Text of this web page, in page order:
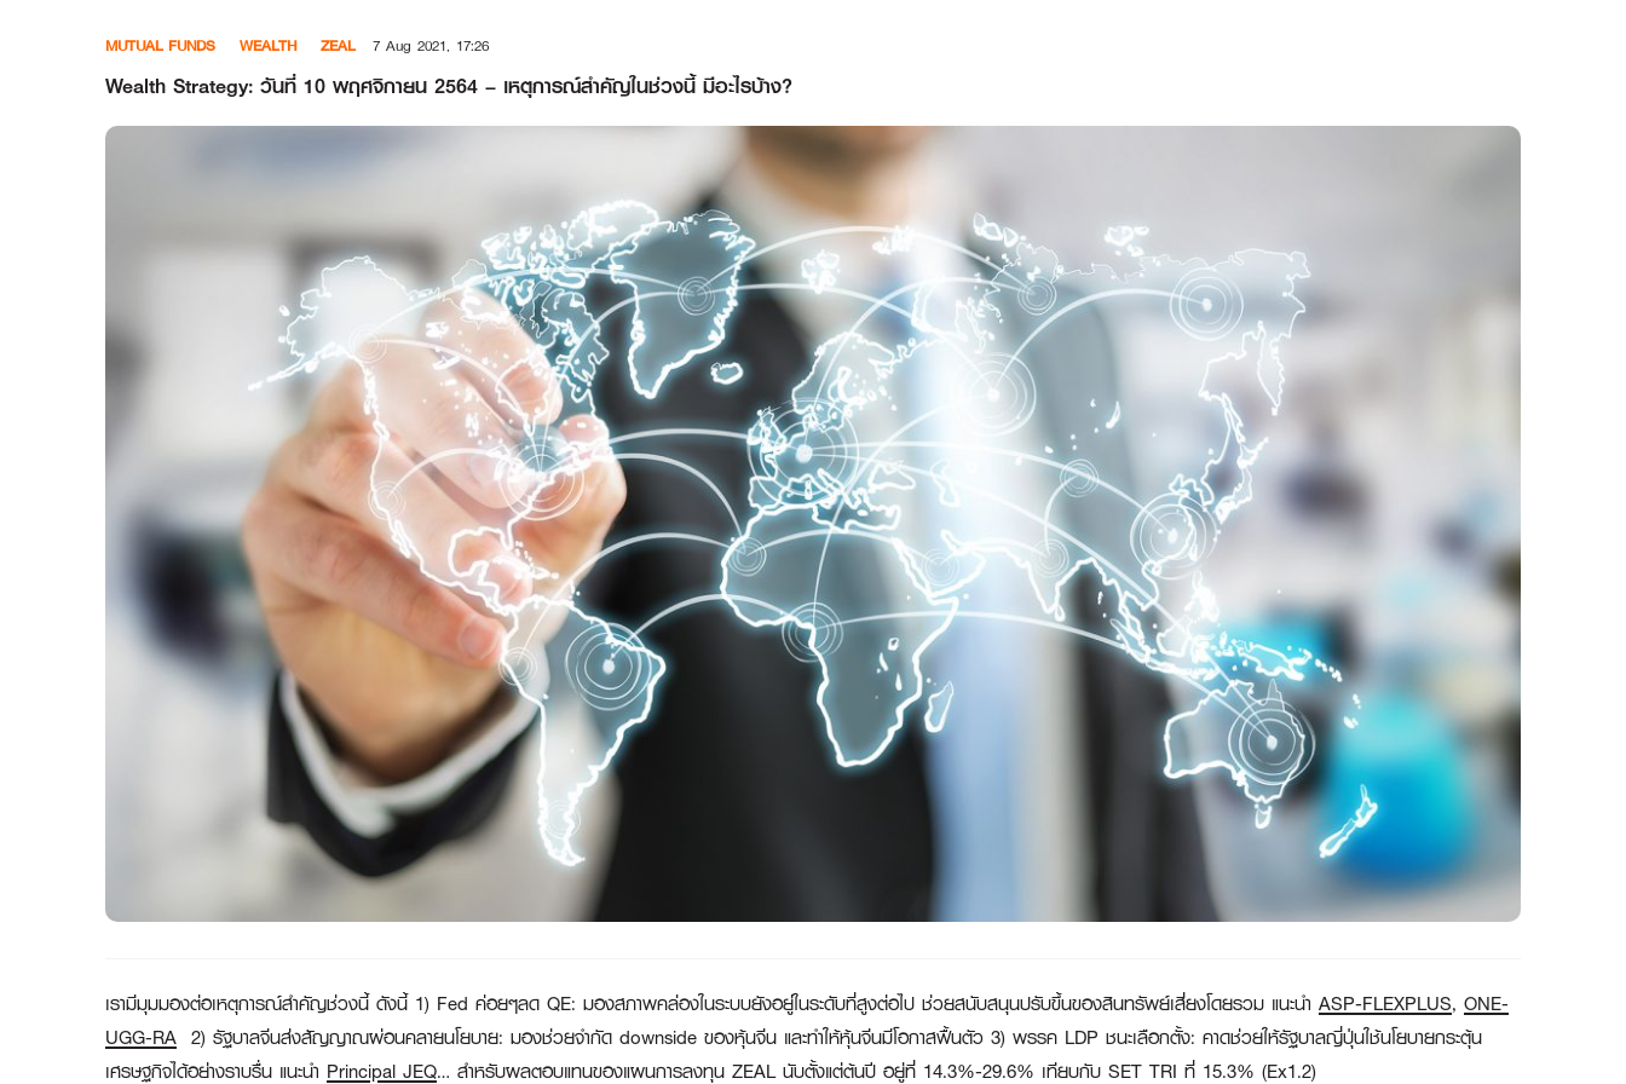
MUTUAL FUNDS WEALTH ZEAL 7 Aug 2021, 17:26
Wealth Strategy: วันที่ 10 พฤศจิกายน 2564 – เหตุการณ์สำคัญในช่วงนี้ มีอะไรบ้าง?
เรามีมุมมองต่อเหตุการณ์สำคัญช่วงนี้ ดังนี้ 1) Fed ค่อยๆลด QE: มองสภาพคล่องในระบบยังอยู่ในระดับที่สูงต่อไป ช่วยสนับสนุนปรับขึ้นของสินทรัพย์เสี่ยงโดยรวม แนะนำ ASP-FLEXPLUS, ONE-
UGG-RA 2) รัฐบาลจีนส่งสัญญาณผ่อนคลายนโยบาย: มองช่วยจำกัด downside ของหุ้นจีน และทำให้หุ้นจีนมีโอกาสฟื้นตัว 3) พรรค LDP ชนะเลือกตั้ง: คาดช่วยให้รัฐบาลญี่ปุ่นใช้นโยบายกระตุ้น
เศรษฐกิจได้อย่างราบรื่น แนะนำ Principal JEQ… สำหรับผลตอบแทนของแผนการลงทุน ZEAL นับตั้งแต่ต้นปี อยู่ที่ 14.3%-29.6% เทียบกับ SET TRI ที่ 15.3% (Ex1.2)